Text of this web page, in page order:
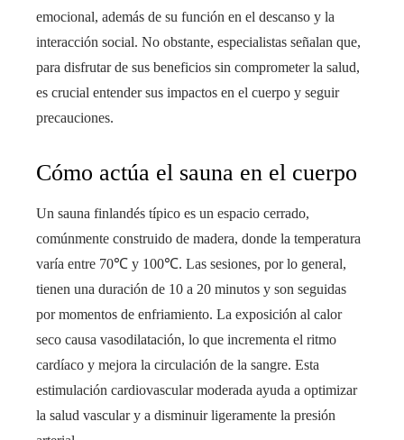
emocional, además de su función en el descanso y la
interacción social. No obstante, especialistas señalan que,
para disfrutar de sus beneficios sin comprometer la salud,
es crucial entender sus impactos en el cuerpo y seguir
precauciones.
Cómo actúa el sauna en el cuerpo
Un sauna finlandés típico es un espacio cerrado,
comúnmente construido de madera, donde la temperatura
varía entre 70℃ y 100℃. Las sesiones, por lo general,
tienen una duración de 10 a 20 minutos y son seguidas
por momentos de enfriamiento. La exposición al calor
seco causa vasodilatación, lo que incrementa el ritmo
cardíaco y mejora la circulación de la sangre. Esta
estimulación cardiovascular moderada ayuda a optimizar
la salud vascular y a disminuir ligeramente la presión